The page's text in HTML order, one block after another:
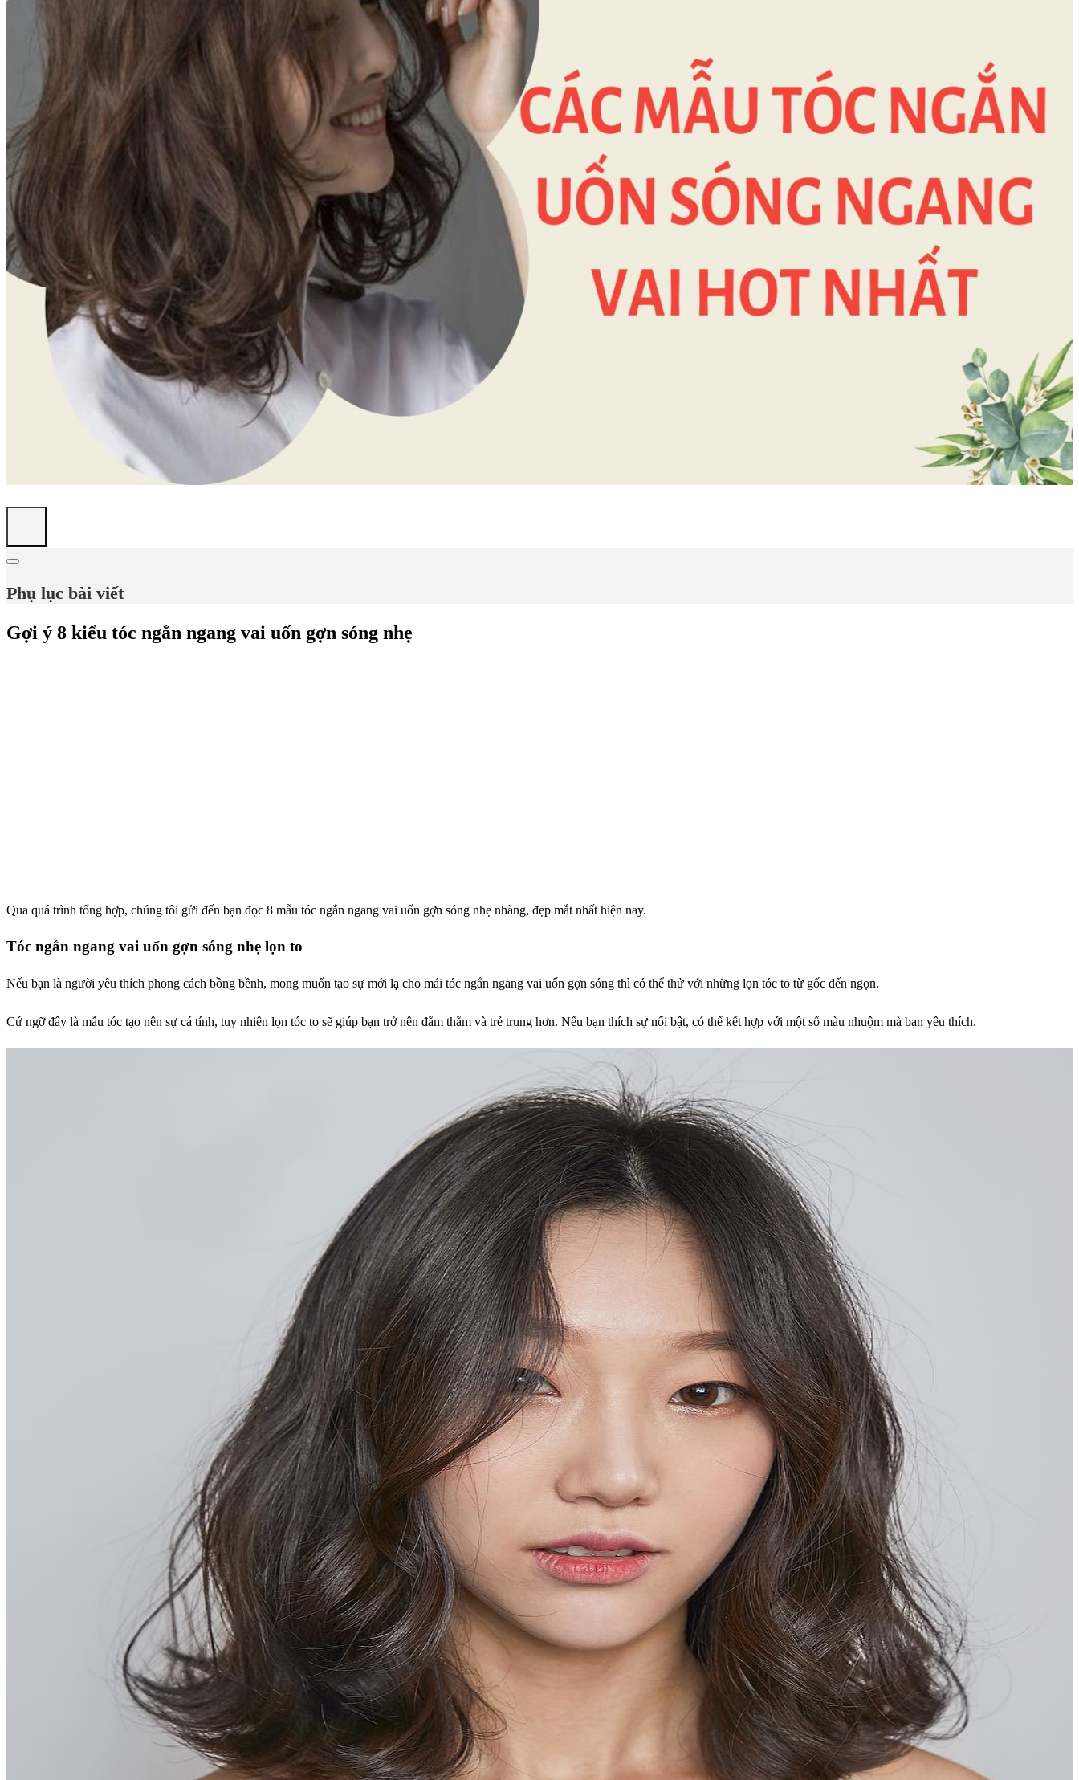
Phụ lục bài viết
Gợi ý 8 kiểu tóc ngắn ngang vai uốn gợn sóng nhẹ
Qua quá trình tổng hợp, chúng tôi gửi đến bạn đọc 8 mẫu tóc ngắn ngang vai uốn gợn sóng nhẹ nhàng, đẹp mắt nhất hiện nay.
Tóc ngắn ngang vai uốn gợn sóng nhẹ lọn to
Nếu bạn là người yêu thích phong cách bồng bềnh, mong muốn tạo sự mới lạ cho mái tóc ngắn ngang vai uốn gợn sóng thì có thể thử với những lọn tóc to từ gốc đến ngọn.
Cứ ngỡ đây là mẫu tóc tạo nên sự cá tính, tuy nhiên lọn tóc to sẽ giúp bạn trở nên đằm thắm và trẻ trung hơn. Nếu bạn thích sự nổi bật, có thể kết hợp với một số màu nhuộm mà bạn yêu thích.